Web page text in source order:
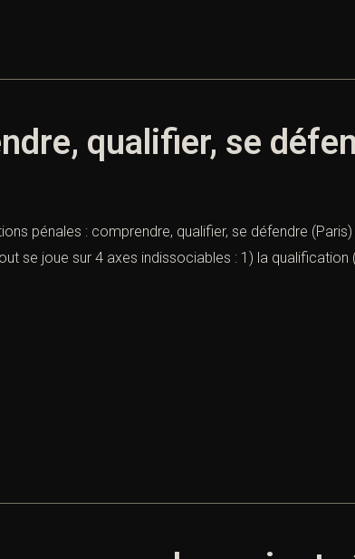
qualifier, se
pénales : comprendre, qualifier, se défendre
se joue sur 4 axes indissociables : 1) la